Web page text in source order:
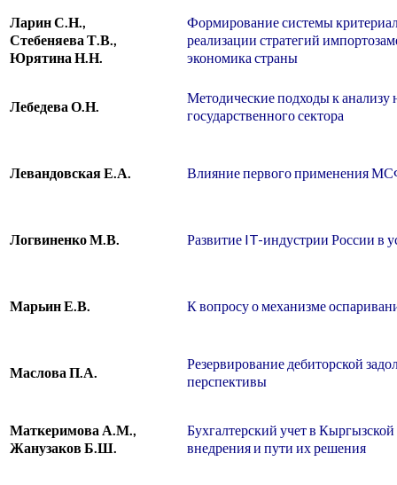
Ларин С.Н.,
Стебеняева Т.В.,
Юрятина Н.Н.
Формирование системы
реализации стратегий
экономика страны
Лебедева О.Н.
Методические подходы к анализу
государственного сектора
Левандовская Е.А. Влияние первого применения
Логвиненко М.В. Развитие IT-индустрии России в
Марьин Е.В. К вопросу о механизме
Маслова П.А.
Резервирование дебиторской
перспективы
Маткеримова А.М.,
Жанузаков Б.Ш.
Бухгалтерский учет в
внедрения и пути их решения